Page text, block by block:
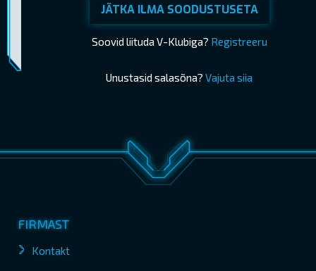
JÄTKA ILMA SOODUSTUSETA
Soovid liituda V-Klubiga? Registreeru
Unustasid salasõna? Vajuta siia
Piletimüük lõppes 06.07.2025 16:30 OSTA PILETID
FIRMAST
Kontakt